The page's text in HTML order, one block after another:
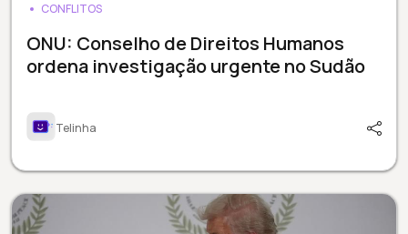
CONFLITOS
ONU: Conselho de Direitos Humanos
ordena investigação urgente no Sudão
Telinha